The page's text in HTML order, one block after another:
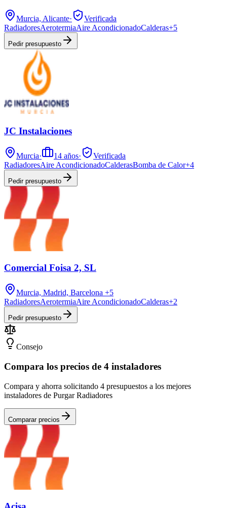
Murcia, Alicante·
Verificada
RadiadoresAerotermiaAire AcondicionadoCalderas+5
Pedir presupuesto
JC Instalaciones
Murcia· 14 años·
Verificada
RadiadoresAire AcondicionadoCalderasBomba de Calor+4
Pedir presupuesto
Comercial Foisa 2, SL
Murcia, Madrid, Barcelona +5
RadiadoresAerotermiaAire AcondicionadoCalderas+2
Pedir presupuesto
Consejo
Compara los precios de 4 instaladores
Compara y ahorra solicitando 4 presupuestos a los mejores
instaladores de Purgar Radiadores
Comparar precios